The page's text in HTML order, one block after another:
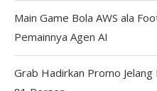
Main Game Bola AWS ala
Pemainnya Agen AI
Grab Hadirkan Promo